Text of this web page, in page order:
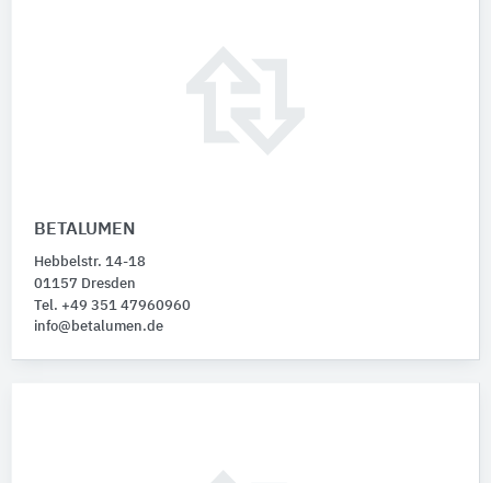
BETALUMEN
Hebbelstr. 14-18
01157 Dresden
Tel. +49 351 47960960
info@betalumen.de